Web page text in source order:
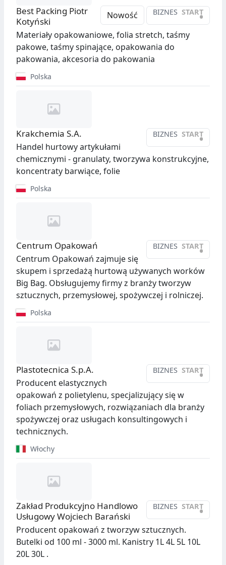
Nowość BIZNES START
•
Best Packing Piotr
Kotyński
Materiały opakowaniowe, folia stretch, taśmy
pakowe, taśmy spinające, opakowania do
pakowania, akcesoria do pakowania
Polska
BIZNES START
•
Krakchemia S.A.
Handel hurtowy artykułami
chemicznymi - granulaty, tworzywa konstrukcyjne,
koncentraty barwiące, folie
Polska
BIZNES START
•
Centrum Opakowań
Centrum Opakowań zajmuje się
skupem i sprzedażą hurtową używanych worków
Big Bag. Obsługujemy firmy z branży tworzyw
sztucznych, przemysłowej, spożywczej i rolniczej.
Polska
BIZNES START
•
Plastotecnica S.p.A.
Producent elastycznych
opakowań z polietylenu, specjalizujący się w
foliach przemysłowych, rozwiązaniach dla branży
spożywczej oraz usługach konsultingowych i
technicznych.
Włochy
BIZNES START
•
Zakład Produkcyjno Handlowo
Usługowy Wojciech Barański
Producent opakowań z tworzyw sztucznych.
Butelki od 100 ml - 3000 ml. Kanistry 1L 4L 5L 10L
20L 30L .